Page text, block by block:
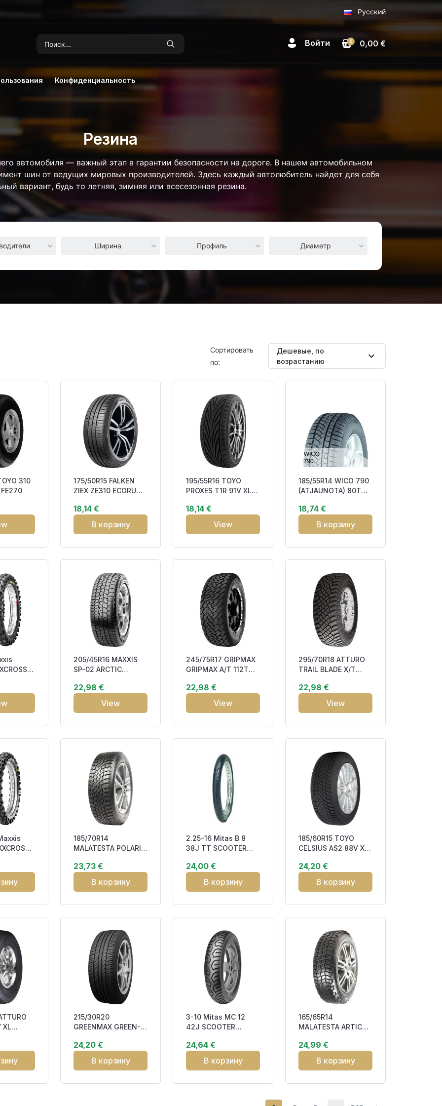
Русский
Войти 0,00 €
0
Конфиденциальность
Резина
автомобиля — важный этап в гарантии безопасности на дороге. В нашем автомобильном
шин от ведущих мировых производителей. Здесь каждый автолюбитель найдет для себя
вариант, будь то летняя, зимняя или всесезонная резина.
Ширина Профиль Диаметр
Сортировать
по:
Дешевые, по
возрастанию
expand_more
310
175/50R15 FALKEN
ZIEX ZE310 ECORUN
EA270
18,14 €
В корзину
195/55R16 TOYO
PROXES T1R 91V XL
18,14 €
View
185/55R14 WICO 790
(ATJAUNOTA) 80T
18,74 €
В корзину
NH
205/45R16 MAXXIS
SP-02 ARCTIC
DOT20 Friction CDB7
22,98 €
View
245/75R17 GRIPMAX
GRIPMAX A/T 112T
22,98 €
View
295/70R18 ATTURO
TRAIL BLADE X/T
22,98 €
View
R
185/70R14
MALATESTA POLARIS
23,73 €
В корзину
2.25-16 Mitas B 8
38J TT SCOOTER
24,00 €
В корзину
185/60R15 TOYO
CELSIUS AS2 88V XL
24,20 €
В корзину
XL
215/30R20
GREENMAX GREEN-
EB272
24,20 €
В корзину
3-10 Mitas MC 12
42J SCOOTER
24,64 €
В корзину
165/65R14
MALATESTA ARTIC
24,99 €
В корзину